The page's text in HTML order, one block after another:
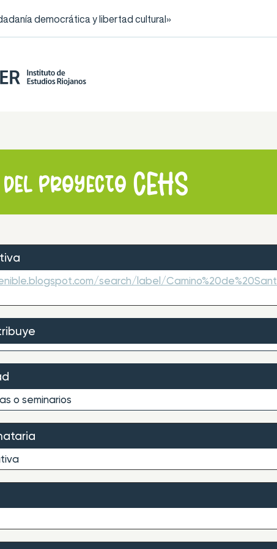
democrática y libertad cultural»
proyecto CEHS
search/label/Camino%20de%20Sant
o seminarios